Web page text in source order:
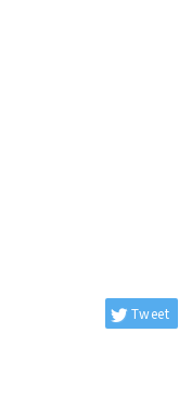
Tweet